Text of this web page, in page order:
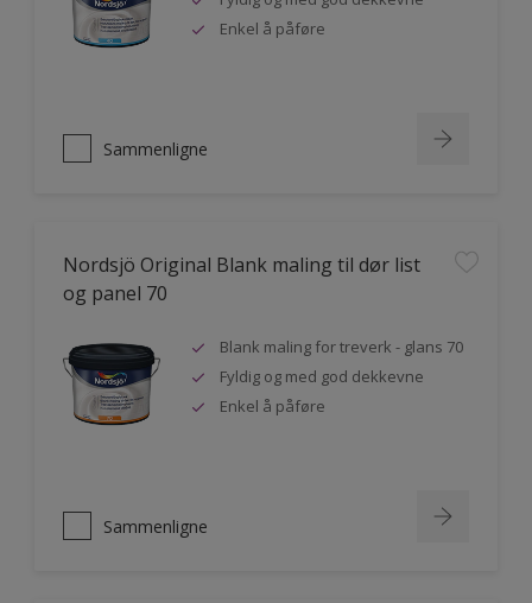
Enkel å påføre
Sammenligne
Nordsjö Original Blank maling til dør list
og panel 70
Blank maling for treverk - glans 70
Fyldig og med god dekkevne
Enkel å påføre
Sammenligne